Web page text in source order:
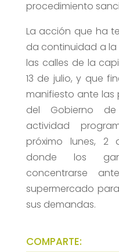
procedimiento
La acción que ha
da continuidad a la
las calles de la
13 de julio, y que
manifiesto ante las
del Gobierno de
actividad
próximo lunes, 2
donde los
concentrarse
supermercado
sus demandas.
COMPARTE: